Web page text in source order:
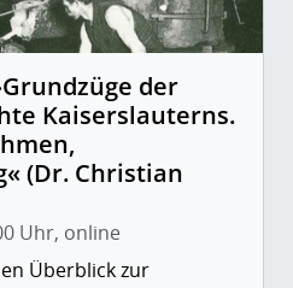
der
Kaiserslauterns.
(Dr. Christian
Uhr, online
Überblick zur